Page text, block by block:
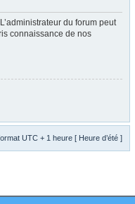
du forum peut
connaissance de nos
UTC + 1 heure [ Heure d’été ]